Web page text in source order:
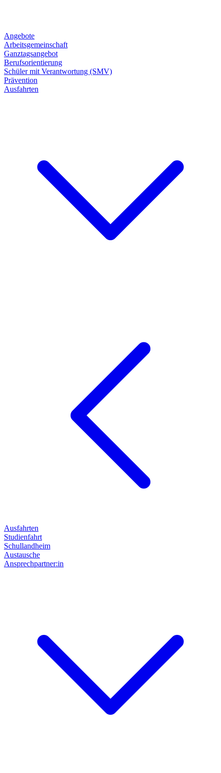
Angebote
Arbeitsgemeinschaft
Ganztagsangebot
Berufsorientierung
Schüler mit Verantwortung (SMV)
Prävention
Ausfahrten
Ausfahrten
Studienfahrt
Schullandheim
Austausche
Ansprechpartner:in